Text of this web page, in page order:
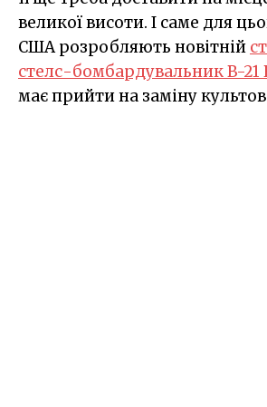
великої висоти. І саме для
США розробляють новітній
стелс-бомбардувальник B-21
має прийти на заміну